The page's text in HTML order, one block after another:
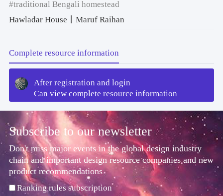
#traditional Bengali homestead
Hawladar House丨Maruf Raihan
Complete resource information
After registration and login
Can view complete resource information
Subscribe to our newsletter
Don't miss major events in the global design industry
chain and important design resource companies and new
product recommendations
Ranking rules subscription